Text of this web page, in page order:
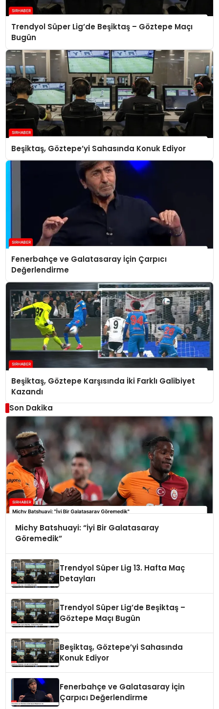
Trendyol Süper Lig’de Beşiktaş – Göztepe Maçı
Bugün
Beşiktaş, Göztepe’yi Sahasında Konuk Ediyor
Fenerbahçe ve Galatasaray İçin Çarpıcı
Değerlendirme
Beşiktaş, Göztepe Karşısında İki Farklı Galibiyet
Kazandı
Son Dakika
Michy Batshuayi: “İyi Bir Galatasaray
Göremedik”
Trendyol Süper Lig 13. Hafta Maç
Detayları
Trendyol Süper Lig’de Beşiktaş –
Göztepe Maçı Bugün
Beşiktaş, Göztepe’yi Sahasında
Konuk Ediyor
Fenerbahçe ve Galatasaray İçin
Çarpıcı Değerlendirme